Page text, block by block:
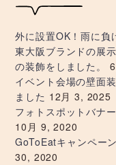
ョ
ン
外に設置OK！雨に負
東大阪ブランドの展
の装飾をしました。
イベント会場の壁面
ました 12月 3, 2025
フォトスポットバナ
10月 9, 2020
GoToEatキャンペー
30, 2020